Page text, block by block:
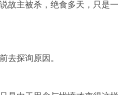
故主被杀，绝食多天，只是一
去探询原因。